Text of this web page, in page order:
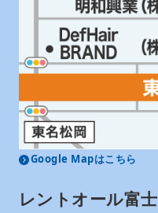
Google Mapはこちら
レントオール富士